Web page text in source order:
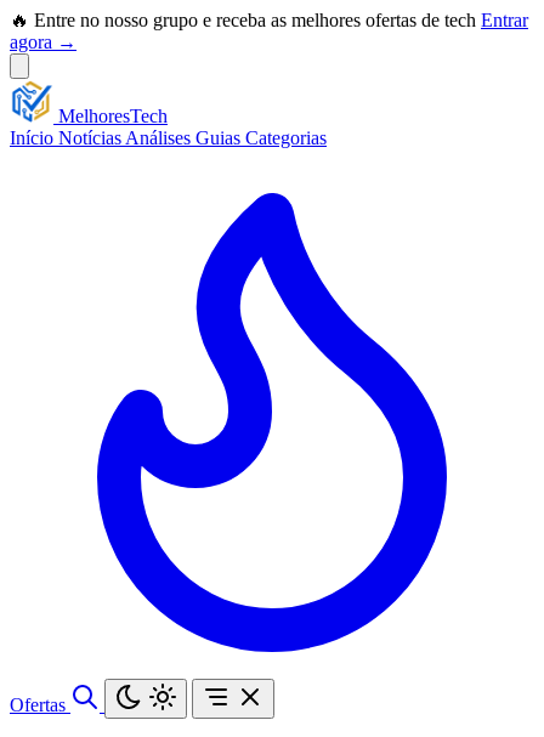
🔥 Entre no nosso grupo e receba as melhores ofertas de tech Entrar
agora →
MelhoresTech
Início Notícias Análises Guias Categorias
Ofertas